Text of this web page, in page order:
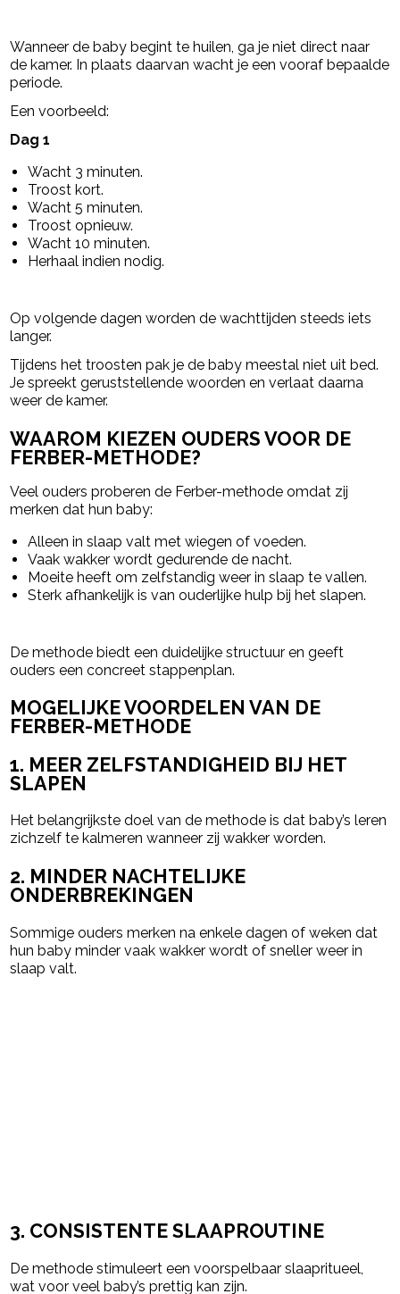
Wanneer de baby begint te huilen, ga je niet direct naar
de kamer. In plaats daarvan wacht je een vooraf bepaalde
periode.
Een voorbeeld:
Dag 1
Wacht 3 minuten.
Troost kort.
Wacht 5 minuten.
Troost opnieuw.
Wacht 10 minuten.
Herhaal indien nodig.
Op volgende dagen worden de wachttijden steeds iets
langer.
Tijdens het troosten pak je de baby meestal niet uit bed.
Je spreekt geruststellende woorden en verlaat daarna
weer de kamer.
WAAROM KIEZEN OUDERS VOOR DE
FERBER-METHODE?
Veel ouders proberen de Ferber-methode omdat zij
merken dat hun baby:
Alleen in slaap valt met wiegen of voeden.
Vaak wakker wordt gedurende de nacht.
Moeite heeft om zelfstandig weer in slaap te vallen.
Sterk afhankelijk is van ouderlijke hulp bij het slapen.
De methode biedt een duidelijke structuur en geeft
ouders een concreet stappenplan.
MOGELIJKE VOORDELEN VAN DE
FERBER-METHODE
1. MEER ZELFSTANDIGHEID BIJ HET
SLAPEN
Het belangrijkste doel van de methode is dat baby’s leren
zichzelf te kalmeren wanneer zij wakker worden.
2. MINDER NACHTELIJKE
ONDERBREKINGEN
Sommige ouders merken na enkele dagen of weken dat
hun baby minder vaak wakker wordt of sneller weer in
slaap valt.
3. CONSISTENTE SLAAPROUTINE
De methode stimuleert een voorspelbaar slaapritueel,
wat voor veel baby’s prettig kan zijn.